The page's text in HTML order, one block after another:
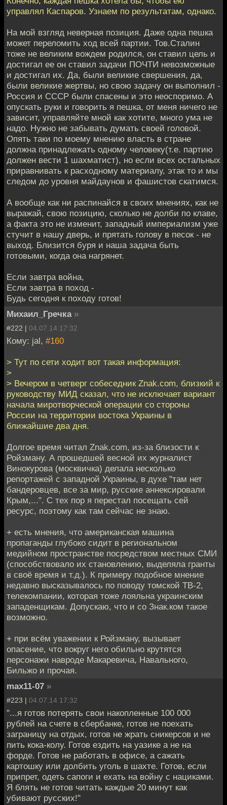
управлял Каспаров. Узнаем по результатам, однако.
На мой взгляд неверная позиция. Даже одна пешка
может переломить ход всей партии. Тов.Сталин
тоже не великим вождем родился, он ставил цель и
достигал ее он ставил задачи ПОЧТИ невозможные
и достигал их. Да, были великие свершения, да,
были великие жертвы, но свою задачу он выполнил -
Россия и СССР были спасены и это неоспоримо. А
опускать руки и говорить я пешка, от меня ничего не
зависит, управляйте мной как хотите, много ума не
надо. Нужно не забывать думать своей головой.
Опять таки по моему мнению власть в стране
должна принадлежать одному человеку(т.е. партию
должен вести 1 шахматист), но если всех остальных
приравнивать к расходному материалу, этак то и мы
следом до уровня майдаунов и фашистов скатимся.
А вообще как ни распинайся в своих мнениях, как не
выражай, свою позицию, сколько не долби по клаве,
а факта это не изменит, западный империализм уже
стучит в нашу дверь, и прятать голову в песок - не
выход. Близится буря и наша задача быть
готовыми, когда она нагрянет.
Если завтра война,
Если завтра в поход -
Будь сегодня к походу готов!
Михаил_Гречка »
#222 | 04.07.14 17:32
Кому: jal, #160
> Тут по сети ходит вот такая информация:
>
> Вечером в четверг собеседник Znak.сom, близкий к
руководству МИД сказал, что не исключает вариант
начала миротворческой операции со стороны
России на территории востока Украины в
ближайшие два дня.
Долгое время читал Znak.сom, из-за близости к
Ройзману. А прошедшей весной их журналист
Винокурова (москвичка) делала несколько
репортажей с западной Украины, в духе "там нет
бандеровцев, все за мир, русские аннексировали
Крым,...". С тех пор я перестал посещать сей
ресурс, поэтому как там сейчас не знаю.
+ есть мнения, что американская машина
пропаганды глубоко сидит в региональном
медийном пространстве посредством местных СМИ
(способствовало их становлению, выделяла гранты
в своё время и т.д.). К примеру подобное мнение
недавно высказывалось по поводу томской ТВ-2,
телекомпании, которая тоже лояльна украинским
западенщикам. Допускаю, что и со Знак.ком такое
возможно.
+ при всём уважении к Ройзману, вызывает
опасение, что вокруг него обильно крутятся
персонажи навроде Макаревича, Навального,
Бильжо и прочая.
max11-07 »
#223 | 04.07.14 17:32
"...я готов потерять свои накопленные 100 000
рублей на счете в сбербанке, готов не поехать
заграницу на отдых, готов не жрать сникерсов и не
пить кока-колу. Готов ездить на уазике а не на
форде. Готов не работать в офисе, а сажать
картошку или долбить уголь в шахте. Готов, если
припрет, одеть сапоги и ехать на войну с нациками.
Я блять не готов читать каждые 20 минут как
убивают русских!"